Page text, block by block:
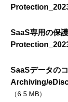
SaaS専⽤の保
SaaSデータの
Archiving/
（6.5 MB）